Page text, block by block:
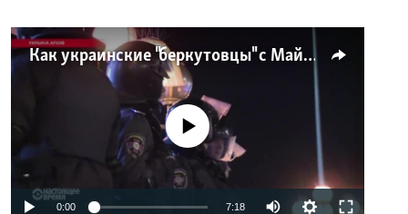
Как украинские "беркутовцы" с Майдана стали ОМОНом с Тверской
No media source currently available
0:00 7:18